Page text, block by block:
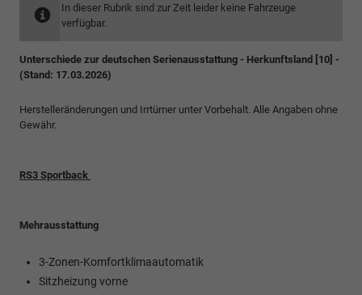
In dieser Rubrik sind zur Zeit leider keine Fahrzeuge
verfügbar.
Unterschiede zur deutschen Serienausstattung - Herkunftsland [10] -
(Stand: 17.03.2026)
Herstelleränderungen und Irrtümer unter Vorbehalt. Alle Angaben ohne
Gewähr.
RS3 Sportback
Mehrausstattung
3-Zonen-Komfortklimaautomatik
Sitzheizung vorne